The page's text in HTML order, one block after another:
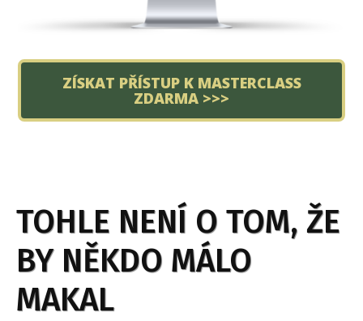
ZÍSKAT PŘÍSTUP K MASTERCLASS
ZDARMA >>>
TOHLE NENÍ O TOM, ŽE
BY NĚKDO MÁLO
MAKAL